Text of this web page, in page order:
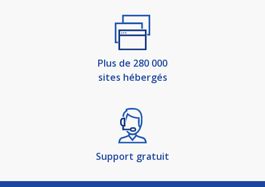
Plus de 280 000
sites hébergés
Support gratuit